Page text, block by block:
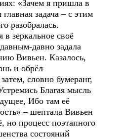
«Зачем я пришла в
задача – с этим
разобралась.
зеркальное своё
давно задала
Вивьен. Казалось,
и обрёл
словно бумеранг,
Благая мысль
Ибо там её
– шептала Вивьен
процесс поэтапного
состояний